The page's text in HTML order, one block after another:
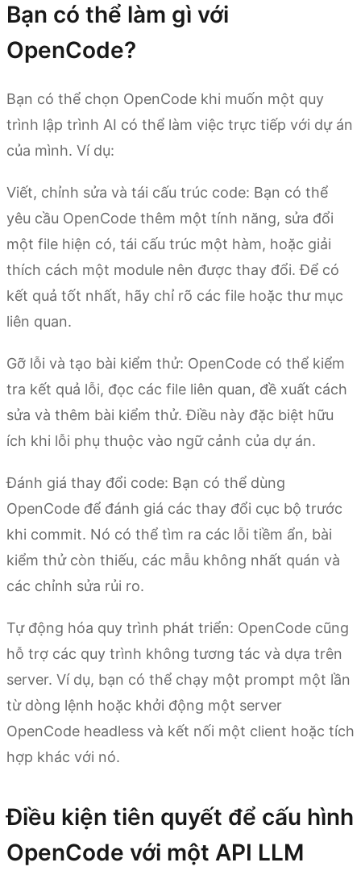
Bạn có thể làm gì với
OpenCode?
Bạn có thể chọn OpenCode khi muốn một quy
trình lập trình AI có thể làm việc trực tiếp với dự án
của mình. Ví dụ:
Viết, chỉnh sửa và tái cấu trúc code: Bạn có thể
yêu cầu OpenCode thêm một tính năng, sửa đổi
một file hiện có, tái cấu trúc một hàm, hoặc giải
thích cách một module nên được thay đổi. Để có
kết quả tốt nhất, hãy chỉ rõ các file hoặc thư mục
liên quan.
Gỡ lỗi và tạo bài kiểm thử: OpenCode có thể kiểm
tra kết quả lỗi, đọc các file liên quan, đề xuất cách
sửa và thêm bài kiểm thử. Điều này đặc biệt hữu
ích khi lỗi phụ thuộc vào ngữ cảnh của dự án.
Đánh giá thay đổi code: Bạn có thể dùng
OpenCode để đánh giá các thay đổi cục bộ trước
khi commit. Nó có thể tìm ra các lỗi tiềm ẩn, bài
kiểm thử còn thiếu, các mẫu không nhất quán và
các chỉnh sửa rủi ro.
Tự động hóa quy trình phát triển: OpenCode cũng
hỗ trợ các quy trình không tương tác và dựa trên
server. Ví dụ, bạn có thể chạy một prompt một lần
từ dòng lệnh hoặc khởi động một server
OpenCode headless và kết nối một client hoặc tích
hợp khác với nó.
Điều kiện tiên quyết để cấu hình
OpenCode với một API LLM